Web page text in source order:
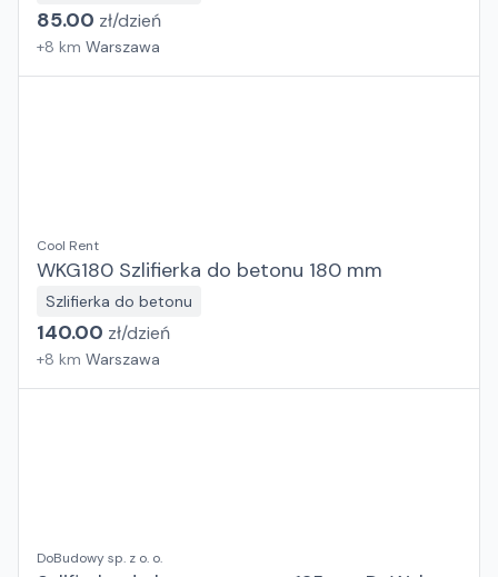
85.00 zł/dzień
+8 km Warszawa
Cool Rent
WKG180 Szlifierka do betonu 180 mm
Szlifierka do betonu
140.00 zł/dzień
+8 km Warszawa
DoBudowy sp. z o. o.